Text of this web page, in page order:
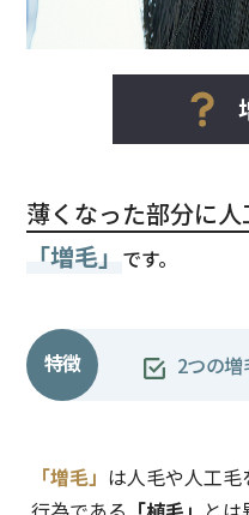
薄くなった部分に
「増毛」 です。
特徴 2つの
「増毛」 は人毛や人工